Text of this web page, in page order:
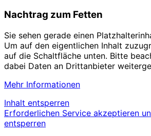
Nachtrag zum Fetten
Sie sehen gerade einen
Um auf den eigentlichen Inhalt
auf die Schaltfläche unten. Bitte
dabei Daten an Drittanbieter
Mehr Informationen
Inhalt entsperren
Erforderlichen Service akzeptieren
entsperren